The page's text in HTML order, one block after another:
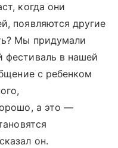
когда они
появляются другие
Мы придумали
фестиваль в нашей
с ребенком
а это —
он.